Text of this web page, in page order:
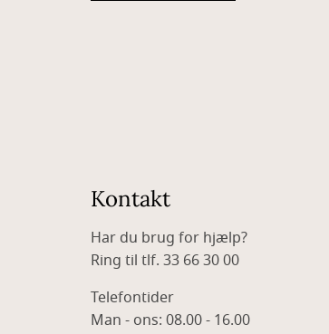
Kontakt
Har du brug for hjælp?
Ring til tlf. 33 66 30 00
Telefontider
Man - ons: 08.00 - 16.00